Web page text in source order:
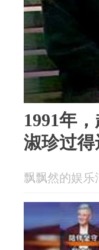
1991年
淑珍过得
飘飘然的娱乐